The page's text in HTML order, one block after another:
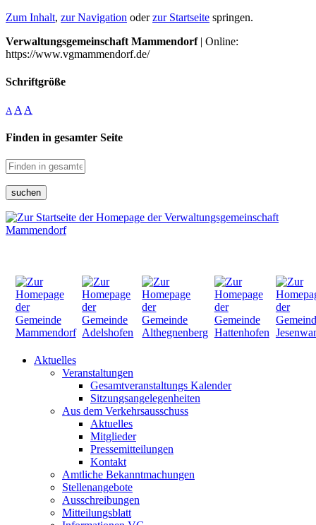
Zum Inhalt, zur Navigation oderzur Startseite springen.
Verwaltungsgemeinschaft Mammendorf| Online:
https://www.vgmammendorf.de/
Schriftgröße
A A A
Finden in gesamter Seite
suchen
Aktuelles
Veranstaltungen
Gesamtveranstaltungs Kalender
Sitzungsangelegenheiten
Aus dem Verkehrsausschuss
Aktuelles
Mitglieder
Pressemitteilungen
Kontakt
Amtliche Bekanntmachungen
Stellenangebote
Ausschreibungen
Mitteilungsblatt